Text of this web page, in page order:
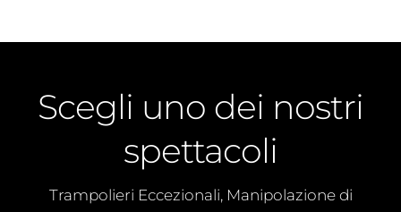
Scegli uno dei nostri
spettacoli
Trampolieri Eccezionali, Manipolazione di